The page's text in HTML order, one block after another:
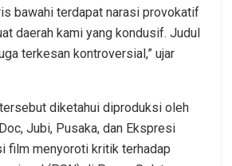
bawahi terdapat narasi provokatif
daerah kami yang kondusif. Judul
terkesan kontroversial,” ujar
diketahui diproduksi oleh
Jubi, Pusaka, dan Ekspresi
film menyoroti kritik terhadap